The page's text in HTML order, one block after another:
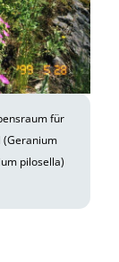
für
(Geranium
pilosella)